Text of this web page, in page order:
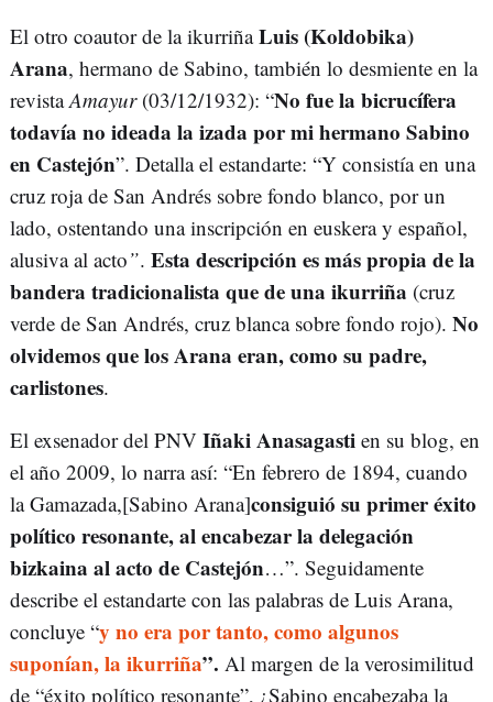
El otro coautor de la ikurriñaLuis (Koldobika)
Arana, hermano de Sabino, también lo desmiente en la
revistaAmayur(03/12/1932): “No fue la bicrucífera
todavía no ideada la izada por mi hermano Sabino
en Castejón”. Detalla el estandarte: “Y consistía en una
cruz roja de San Andrés sobre fondo blanco, por un
lado, ostentando una inscripción en euskera y español,
alusiva al acto”. Esta descripción es más propia de la
bandera tradicionalista que de una ikurriña (cruz
verde de San Andrés, cruz blanca sobre fondo rojo). No
olvidemos que los Arana eran, como su padre,
carlistones.
El exsenador del PNV Iñaki Anasagasti en su blog, en
el año 2009, lo narra así: “En febrero de 1894, cuando
la Gamazada,[Sabino Arana]consiguió su primer éxito
político resonante, al encabezar la delegación
bizkaina al acto de Castejón…”. Seguidamente
describe el estandarte con las palabras de Luis Arana,
concluye “y no era por tanto, como algunos
suponían, la ikurriña”. Al margen de la verosimilitud
de “éxito político resonante”, ¿Sabino encabezaba la